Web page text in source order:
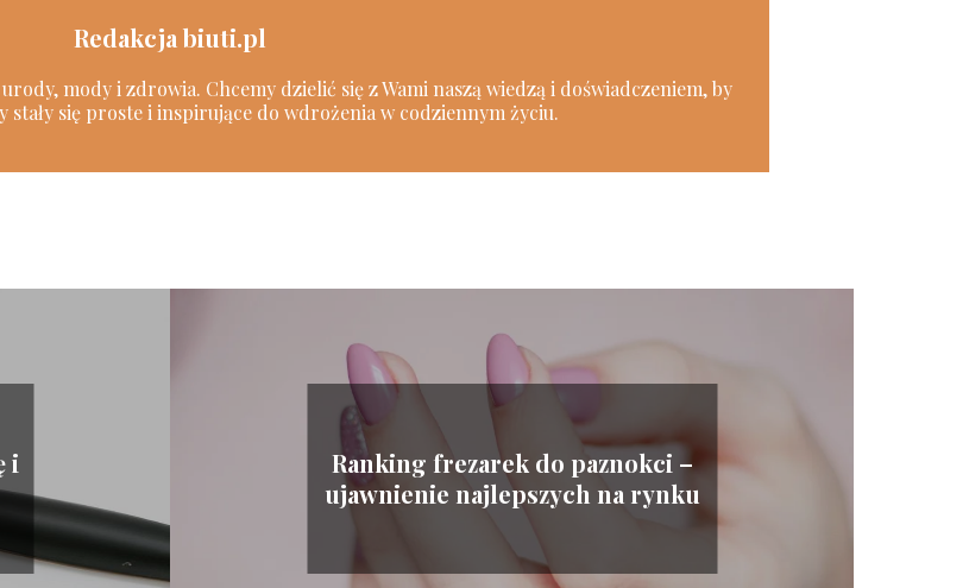
Redakcja biuti.pl
mody i zdrowia. Chcemy dzielić się z Wami naszą wiedzą i doświadczeniem, by
się proste i inspirujące do wdrożenia w codziennym życiu.
i
Ranking frezarek do paznokci –
ujawnienie najlepszych na rynku